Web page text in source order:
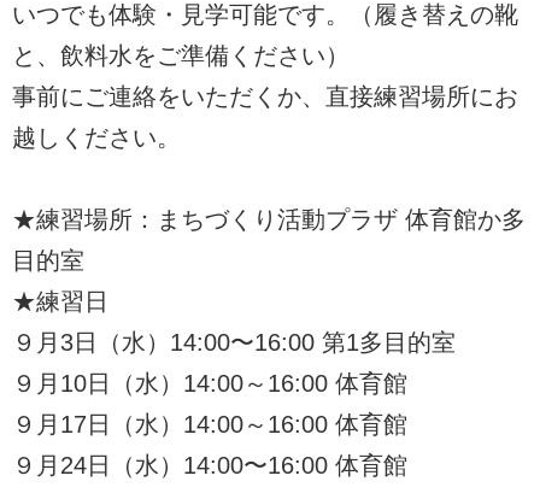
いつでも体験・見学可能です。（履き替えの靴
と、飲料水をご準備ください）
事前にご連絡をいただくか、直接練習場所にお
越しください。
★練習場所：まちづくり活動プラザ 体育館か多
目的室
★練習日
９月3日（水）14:00〜16:00 第1多目的室
９月10日（水）14:00～16:00 体育館
９月17日（水）14:00～16:00 体育館
９月24日（水）14:00〜16:00 体育館